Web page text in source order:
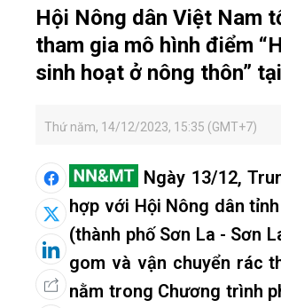
Hội Nông dân Việt Nam
tham gia mô hình điểm
sinh hoạt ở nông thôn”
Thứ năm, 14/12/2023, 15:35 (GMT+7)
Ngày 13/12,
hợp với Hội Nông dân
(thành phố Sơn La - Sơn
gom và vận chuyển rác
nằm trong Chương trình